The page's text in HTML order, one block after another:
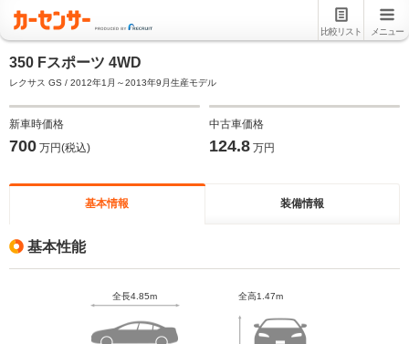
比較リスト メニュー
350 Fスポーツ 4WD
レクサス GS / 2012年1月～2013年9月生産モデル
新車時価格
700 万円(税込)
中古車価格
124.8 万円
基本情報 装備情報
基本性能
全長4.85m 全高1.47m